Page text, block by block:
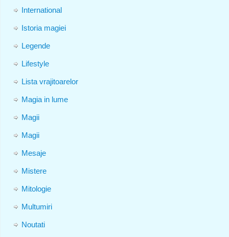
International
Istoria magiei
Legende
Lifestyle
Lista vrajitoarelor
Magia in lume
Magii
Magii
Mesaje
Mistere
Mitologie
Multumiri
Noutati